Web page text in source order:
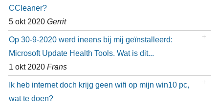
CCleaner?
5 okt 2020 Gerrit
Op 30-9-2020 werd ineens bij mij geïnstalleerd:
Microsoft Update Health Tools. Wat is dit...
1 okt 2020 Frans
Ik heb internet doch krijg geen wifi op mijn win10 pc,
wat te doen?